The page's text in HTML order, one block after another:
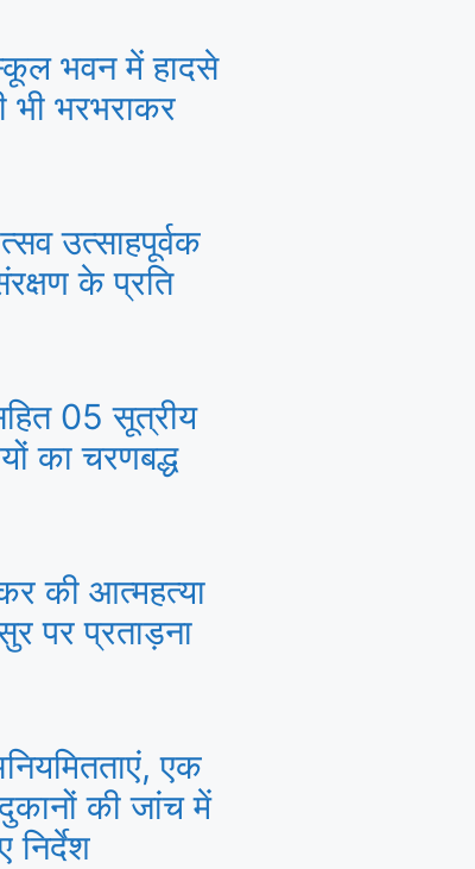
भवन में हादसे
भी भरभराकर
उत्साहपूर्वक
के प्रति
05 सूत्रीय
का चरणबद्ध
की आत्महत्या
पर प्रताड़ना
एक
की जांच में
निर्देश